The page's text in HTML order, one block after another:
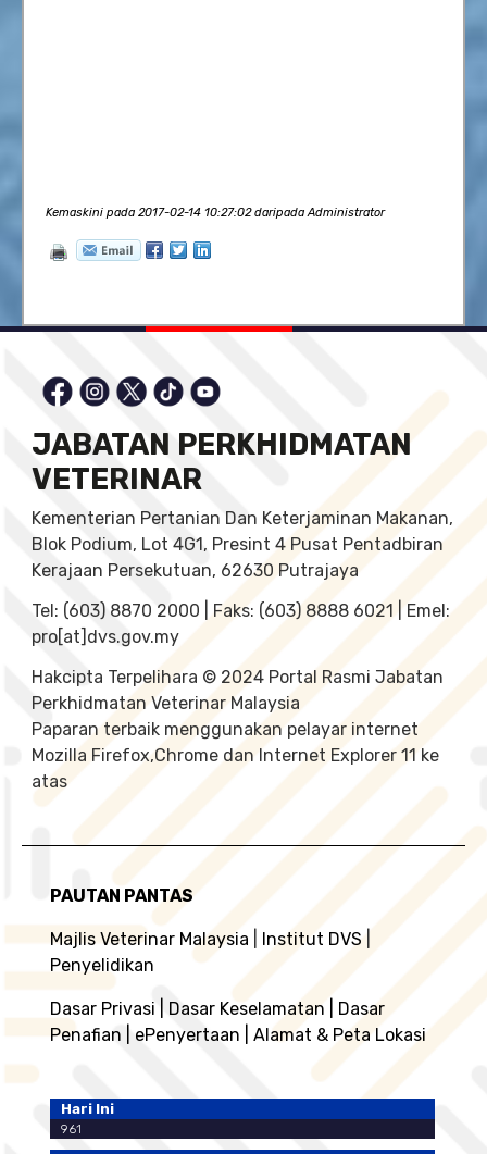
Kemaskini pada 2017-02-14 10:27:02 daripada Administrator
JABATAN PERKHIDMATAN
VETERINAR
Kementerian Pertanian Dan Keterjaminan Makanan,
Blok Podium, Lot 4G1, Presint 4 Pusat Pentadbiran
Kerajaan Persekutuan, 62630 Putrajaya
Tel: (603) 8870 2000 | Faks: (603) 8888 6021 | Emel:
pro[at]dvs.gov.my
Hakcipta Terpelihara © 2024 Portal Rasmi Jabatan
Perkhidmatan Veterinar Malaysia
Paparan terbaik menggunakan pelayar internet
Mozilla Firefox,Chrome dan Internet Explorer 11 ke
atas
PAUTAN PANTAS
Majlis Veterinar Malaysia Institut DVS
Penyelidikan
Dasar Privasi Dasar Keselamatan
Dasar
Penafian
ePenyertaan |Alamat & Peta Lokasi
Hari Ini
961